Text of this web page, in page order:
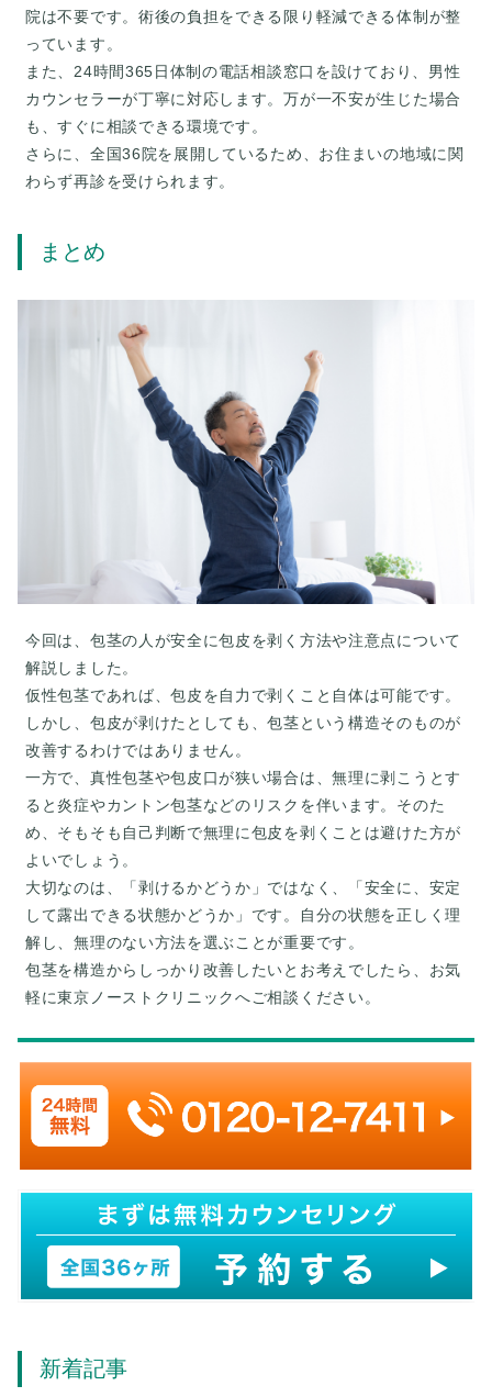
院は不要です。術後の負担をできる限り軽減できる体制が整
っています。
また、24時間365日体制の電話相談窓口を設けており、男性
カウンセラーが丁寧に対応します。万が一不安が生じた場合
も、すぐに相談できる環境です。
さらに、全国36院を展開しているため、お住まいの地域に関
まとめ
今回は、包茎の人が安全に包皮を剥く方法や注意点について
解説しました。
仮性包茎であれば、包皮を自力で剥くこと自体は可能です。
しかし、包皮が剥けたとしても、包茎という構造そのものが
改善するわけではありません。
一方で、真性包茎や包皮口が狭い場合は、無理に剥こうとす
ると炎症やカントン包茎などのリスクを伴います。そのた
め、そもそも自己判断で無理に包皮を剥くことは避けた方が
よいでしょう。
大切なのは、「剥けるかどうか」ではなく、「安全に、安定
して露出できる状態かどうか」です。自分の状態を正しく理
解し、無理のない方法を選ぶことが重要です。
包茎を構造からしっかり改善したいとお考えでしたら、お気
新着記事